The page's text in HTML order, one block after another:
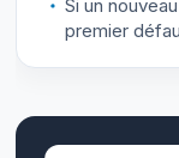
Si un
premier